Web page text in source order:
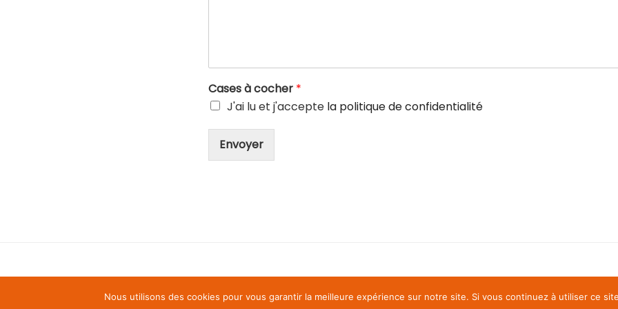
Cases à cocher *
J'ai lu et j'accepte la politique de confidentialité
Envoyer
À propos de Contact Politique de confidentialité
Nous utilisons des cookies pour vous garantir la meilleure expérience sur notre site. Si vous continuez à utiliser ce